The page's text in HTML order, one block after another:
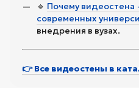
🔹 Почему
современных
внедрения в вузах.
👉 Все видеостены в